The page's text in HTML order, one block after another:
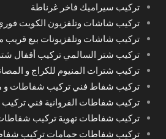
تركيب سيراميك فاخر غرناطة
تركيب شاشات وتلفزيون الكويت
تركيب شاشات وتلفزيونات بيع قريب
تركيب شتر السالمي تركيب أقفال
تركيب شترات المنيوم للكراج و
تركيب شفاط فني تركيب شفاطات و
تركيب شفاطات الفروانية فني
تركيب شفاطات تهوية تركيب
تركيب شفاطات حمامات تركيب